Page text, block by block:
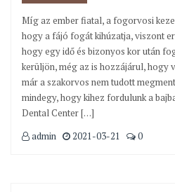
Míg az ember fiatal, a fogorvosi
hogy a fájó fogát kihúzatja, viszont
hogy egy idő és bizonyos kor után
kerüljön, még az is hozzájárul, hogy
már a szakorvos nem tudott
mindegy, hogy kihez fordulunk a
Dental Center […]
admin
2021-03-21 0